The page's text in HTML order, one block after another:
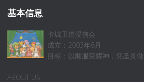
基本信息
卡城卫道浸信会
成立：2003年6月
目标：以顺服荣耀神，凭圣灵
ABOUT US